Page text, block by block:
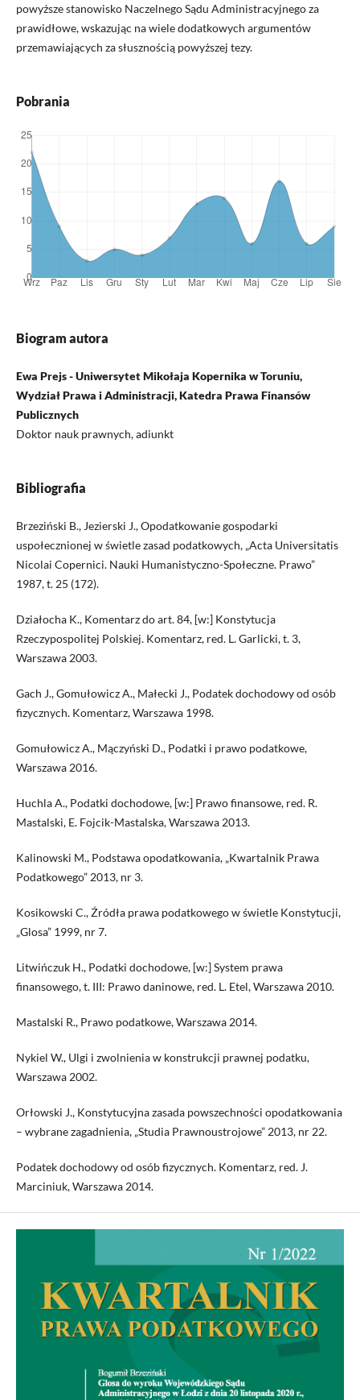
powyższe stanowisko Naczelnego Sądu Administracyjnego za
prawidłowe, wskazując na wiele dodatkowych argumentów
przemawiających za słusznością powyższej tezy.
Pobrania
Biogram autora
Ewa Prejs - Uniwersytet Mikołaja Kopernika w Toruniu,
Wydział Prawa i Administracji, Katedra Prawa Finansów
Publicznych
Doktor nauk prawnych, adiunkt
Bibliografia
Brzeziński B., Jezierski J., Opodatkowanie gospodarki
uspołecznionej w świetle zasad podatkowych, „Acta Universitatis
Nicolai Copernici. Nauki Humanistyczno-Społeczne. Prawo”
1987, t. 25 (172).
Działocha K., Komentarz do art. 84, [w:] Konstytucja
Rzeczypospolitej Polskiej. Komentarz, red. L. Garlicki, t. 3,
Warszawa 2003.
Gach J., Gomułowicz A., Małecki J., Podatek dochodowy od osób
fizycznych. Komentarz, Warszawa 1998.
Gomułowicz A., Mączyński D., Podatki i prawo podatkowe,
Warszawa 2016.
Huchla A., Podatki dochodowe, [w:] Prawo finansowe, red. R.
Mastalski, E. Fojcik-Mastalska, Warszawa 2013.
Kalinowski M., Podstawa opodatkowania, „Kwartalnik Prawa
Podatkowego” 2013, nr 3.
Kosikowski C., Źródła prawa podatkowego w świetle Konstytucji,
„Glosa” 1999, nr 7.
Litwińczuk H., Podatki dochodowe, [w:] System prawa
finansowego, t. III: Prawo daninowe, red. L. Etel, Warszawa 2010.
Mastalski R., Prawo podatkowe, Warszawa 2014.
Nykiel W., Ulgi i zwolnienia w konstrukcji prawnej podatku,
Warszawa 2002.
Orłowski J., Konstytucyjna zasada powszechności opodatkowania
– wybrane zagadnienia, „Studia Prawnoustrojowe” 2013, nr 22.
Podatek dochodowy od osób fizycznych. Komentarz, red. J.
Marciniuk, Warszawa 2014.